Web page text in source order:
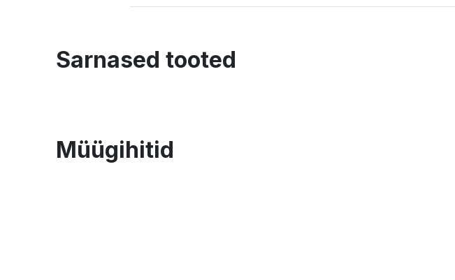
Sarnased tooted
Müügihitid